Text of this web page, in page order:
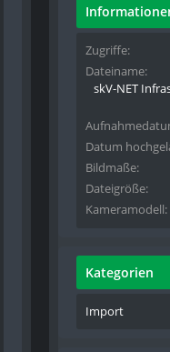
Zugriffe
Dateiname
skV-NET
Datum
Bildmaße
Dateigröße
Kameramodell
Kategorien
Import